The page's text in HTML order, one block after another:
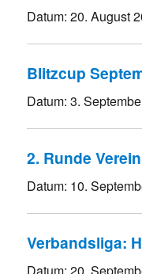
Datum:20. August
Blitzcup
Datum:3.
2. Runde
Datum: 10.
Verbandsliga:
Datum:20.